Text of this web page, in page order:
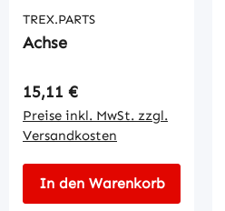
TREX.PARTS
Achse
Regulärer Preis:
15,11 €
Preise inkl. MwSt. zzgl.
Versandkosten
In den Warenkorb